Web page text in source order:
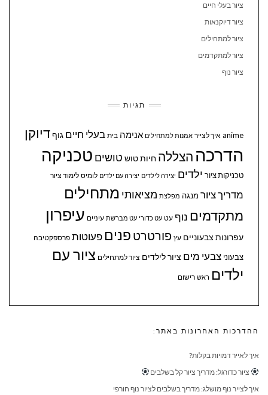
ציור בעלי חיים
ציור דיוקנאות
ציור למתחילים
ציור למתקדמים
ציור נוף
תגיות
anime איך לצייר אמנות למתחילים אנימה בית בעלי חיים גוףדיוקן
הדרכה הצללה חיותטוש טושים טכניקה
טכניקות ציור ילדים יצירה לילדים יצירה עם ילדים לומיס לימוד ציור
מדריך ציור מנגה מפלצת מציאותי מתחילים
מתקדמים נוף עט עט כדורי עט מברשת עיניים עיפרון
עפרונות צבעוניים עץ פורטרט פנים פעוטות פרספקטיבה
צבעוני צבעי מים ציור לילדים ציור למתחילים ציור עם
ילדים ראש רישום
ההדרכות האחרונות באתר:
איך לאייר דמויות בקלות?
ציור כדורגל: מדריך ציור קל בשלבים
איך לצייר נוף מושלג: מדריך בשלבים לציור נוף חורפי